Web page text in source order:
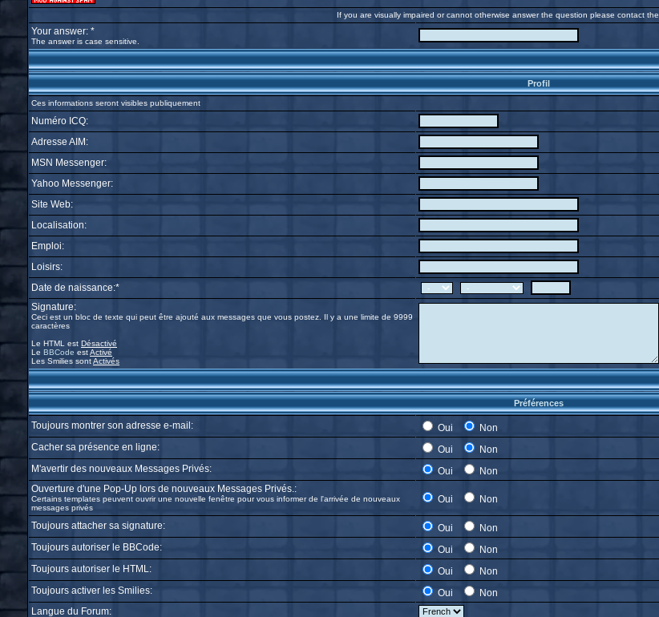
If you are visually impaired or cannot otherwise answer the question please contact the
Your answer: *
The answer is case sensitive.
Profil
Ces informations seront visibles publiquement
Numéro ICQ:
Adresse AIM:
MSN Messenger:
Yahoo Messenger:
Site Web:
Localisation:
Emploi:
Loisirs:
Date de naissance:*
Signature:
Ceci est un bloc de texte qui peut être ajouté aux messages que vous postez. Il y a une limite de 9999
caractères
Le HTML est Désactivé
Le BBCode estActivé
Les Smilies sontActivés
Préférences
Toujours montrer son adresse e-mail: Oui
Non
Cacher sa présence en ligne:
Oui
Non
M'avertir des nouveaux Messages Privés:
Oui
Non
Ouverture d'une Pop-Up lors de nouveaux Messages Privés.:
Certains templates peuvent ouvrir une nouvelle fenêtre pour vous informer de l'arrivée de nouveaux
messages privés
Oui Non
Toujours attacher sa signature: Oui
Non
Toujours autoriser le BBCode:
Oui
Non
Toujours autoriser le HTML:
Oui
Non
Toujours activer les Smilies:
Oui
Non
Langue du Forum: